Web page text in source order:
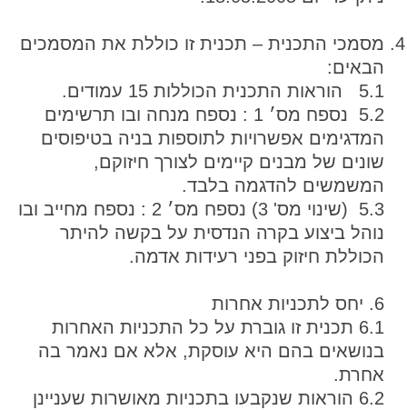
מסמכי התכנית – תכנית זו כוללת את המסמכים
הבאים:
5.1 הוראות התכנית הכוללות 15 עמודים.
5.2 נספח מס׳ 1 : נספח מנחה ובו תרשימים
המדגימים אפשרויות לתוספות בניה בטיפוסים
שונים של מבנים קיימים לצורך חיזוקם,
המשמשים להדגמה בלבד.
5.3 (שינוי מס' 3) נספח מס׳ 2 : נספח מחייב ובו
נוהל ביצוע בקרה הנדסית על בקשה להיתר
הכוללת חיזוק בפני רעידות אדמה.
6. יחס לתכניות אחרות
6.1 תכנית זו גוברת על כל התכניות האחרות
בנושאים בהם היא עוסקת, אלא אם נאמר בה
אחרת.
6.2 הוראות שנקבעו בתכניות מאושרות שעניינן